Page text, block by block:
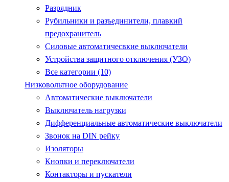
Разрядник
Рубильники и разъединители, плавкий
предохранитель
Силовые автоматичесвкие выключатели
Устройства защитного отключения (УЗО)
Все категории (10)
Низковольтное оборудование
Автоматические выключатели
Выключатель нагрузки
Дифференциальные автоматические выключатели
Звонок на DIN рейку
Изоляторы
Кнопки и переключатели
Контакторы и пускатели